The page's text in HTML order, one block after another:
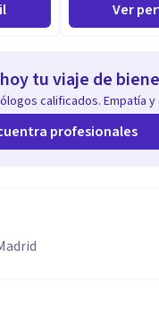
Ver
tu viaje de
calificados. Empatía
profesionales